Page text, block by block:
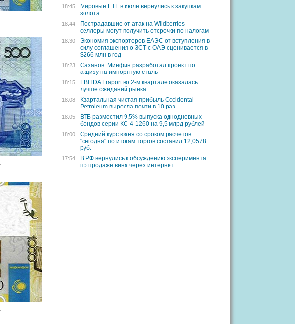
18:45
Мировые ETF в июле вернулись к закупкам
золота
18:44
Пострадавшие от атак на Wildberries
селлеры могут получить отсрочки по налогам
18:30
Экономия экспортеров ЕАЭС от вступления в
силу соглашения о ЗСТ с ОАЭ оценивается в
$266 млн в год
18:23
Сазанов: Минфин разработал проект по
акцизу на импортную сталь
18:15
EBITDA Fraport во 2-м квартале оказалась
лучше ожиданий рынка
18:08
Квартальная чистая прибыль Occidental
Petroleum выросла почти в 10 раз
18:05
ВТБ разместил 9,5% выпуска однодневных
бондов серии КС-4-1260 на 9,5 млрд рублей
18:00
Средний курс юаня со сроком расчетов
"сегодня" по итогам торгов составил 12,0578
руб.
17:54
В РФ вернулись к обсуждению эксперимента
по продаже вина через интернет